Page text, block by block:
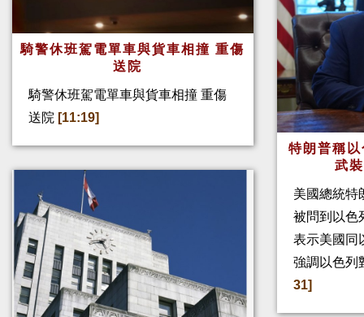
騎警休班駕電單車與貨車相撞 重傷
送院
騎警休班駕電單車與貨車相撞 重傷
送院 [11:19]
特朗普稱
武
美國總統特
被問到以色
表示美國同
強調以色列
31]